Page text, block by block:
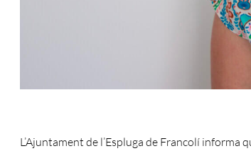
L’Ajuntament de l’Espluga de Francolí informa